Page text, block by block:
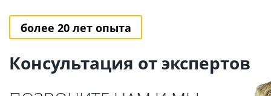
более 20 лет опыта
Консультация от экспертов